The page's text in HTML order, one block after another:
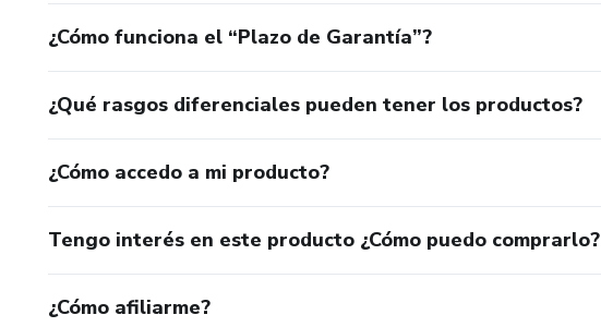
¿Cómo funciona el “Plazo de Garantía”?
¿Qué rasgos diferenciales pueden tener los productos?
¿Cómo accedo a mi producto?
Tengo interés en este producto ¿Cómo puedo comprarlo?
¿Cómo afiliarme?